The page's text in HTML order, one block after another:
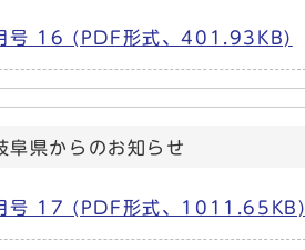
号 16 (PDF形式、401.93KB)
阜県からのお知らせ
号 17 (PDF形式、1011.65KB)